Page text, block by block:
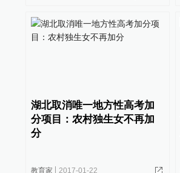
湖北取消唯一地方性高考加
分项目：农村独生女不再加
分
教育家 2017-01-22